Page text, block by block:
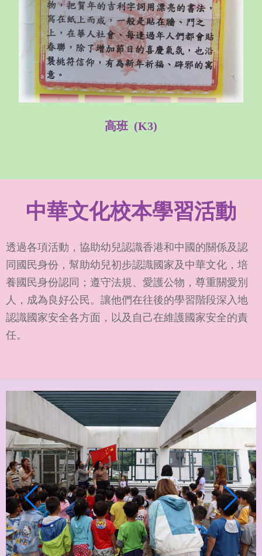
高班 (K3)
中華文化校本學習活動
透過各項活動，協助幼兒認識香港和中國的關係及認
同國民身份，幫助幼兒初步認識國家及中華文化，培
養國民身份認同；遵守法規、愛護公物，尊重關愛別
人，成為良好公民。讓他們在往後的學習階段深入地
認識國家安全各方面，以及自己在維護國家安全的責
任。